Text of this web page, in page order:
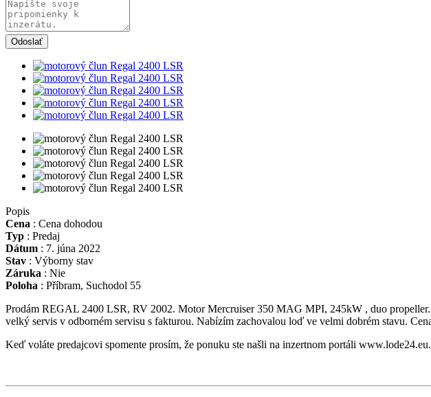
Odoslať
Popis
Cena : Cena dohodou
Typ : Predaj
Dátum : 7. júna 2022
Stav : Výborny stav
Záruka : Nie
Poloha : Příbram, Suchodol 55
Prodám REGAL 2400 LSR, RV 2002. Motor Mercruiser 350 MAG MPI, 245kW , duo
velký servis v odborném servisu s fakturou. Nabízím zachovalou loď ve velmi dobrém stavu.
Keď voláte predajcovi spomente prosím, že ponuku ste našli na inzertnom portáli www.lode24.eu.